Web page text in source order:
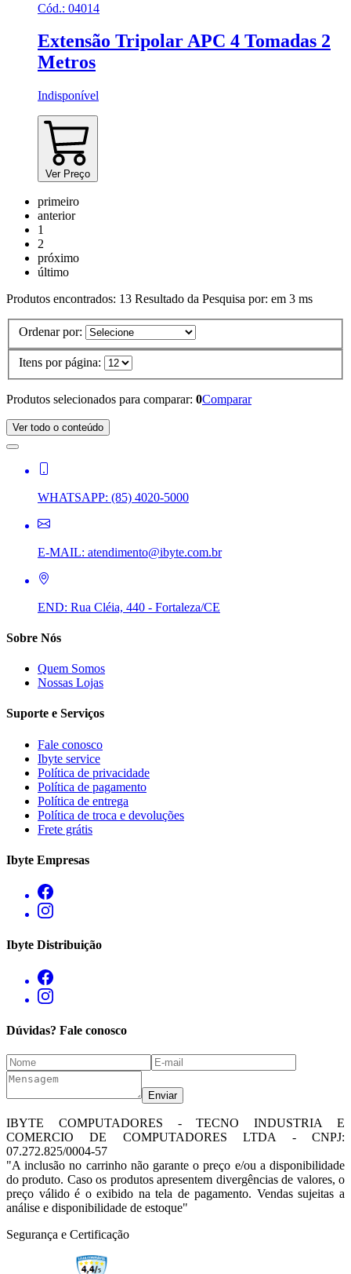
Cód.: 04014
Extensão Tripolar APC 4 Tomadas 2
Metros
Indisponível
Ver Preço
primeiro
anterior
1
2
próximo
último
Produtos encontrados: 13 Resultado da Pesquisa por: em 3 ms
Ordenar por:
Itens por página:
Produtos selecionados para comparar: 0Comparar
Ver todo o conteúdo
WHATSAPP: (85) 4020-5000
E-MAIL: atendimento@ibyte.com.br
END: Rua Cléia, 440 - Fortaleza/CE
Sobre Nós
Quem Somos
Nossas Lojas
Suporte e Serviços
Fale conosco
Ibyte service
Política de privacidade
Política de pagamento
Política de entrega
Política de troca e devoluções
Frete grátis
Ibyte Empresas
Ibyte Distribuição
Dúvidas? Fale conosco
Enviar
IBYTE COMPUTADORES - TECNO INDUSTRIA E
COMERCIO DE COMPUTADORES LTDA - CNPJ:
07.272.825/0004-57
"A inclusão no carrinho não garante o preço e/ou a disponibilidade
do produto. Caso os produtos apresentem divergências de valores, o
preço válido é o exibido na tela de pagamento. Vendas sujeitas a
análise e disponibilidade de estoque"
Segurança e Certificação